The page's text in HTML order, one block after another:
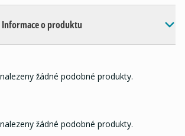
Informace o produktu
žádné podobné produkty.
žádné podobné produkty.